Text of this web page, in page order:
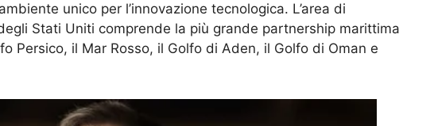
unico per l’innovazione tecnologica. L’area di
Stati Uniti comprende la più grande partnership marittima
Persico, il Mar Rosso, il Golfo di Aden, il Golfo di Oman e